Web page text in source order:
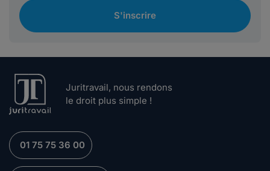
S'inscrire
Juritravail, nous rendons
le droit plus simple !
01 75 75 36 00